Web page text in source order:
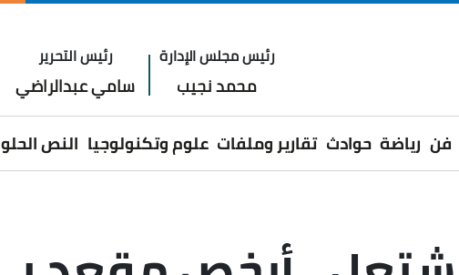
رئيس مجلس الإدارة
محمد نجيب
رئيس التحرير
سامي عبدالراضي
فن رياضة حوادث تقارير وملفات علوم وتكنولوجيا النص الحلو